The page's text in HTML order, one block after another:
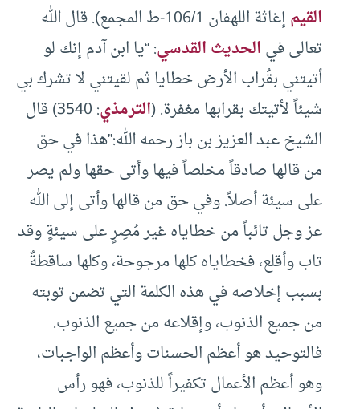
القيم
إغاثة اللهفان 106/1-ط المجمع). قال الله
تعالى فيالحديث القدسي: “يا ابن آدم إنك لو
أتيتني بقُراب الأرض خطايا ثم لقيتني لا تشرك بي
شيئاً لأتيتك بقرابها مغفرة. (الترمذي
: 3540) قال
الشيخ عبد العزيز بن باز رحمه الله:”هذا في حق
من قالها صادقاً مخلصاً فيها وأتى حقها ولم يصر
على سيئة أصلاً. وفي حق من قالها وأتى إلى الله
عز وجل تائباً من خطاياه غير مُصِرٍ على سيئةٍ وقد
تاب وأقلع، فخطاياه كلها مرجوحة، وكلها ساقطةٌ
بسبب إخلاصه في هذه الكلمة التي تضمن توبته
من جميع الذنوب، وإقلاعه من جميع الذنوب.
فالتوحيد هو أعظم الحسنات وأعظم الواجبات،
وهو أعظم الأعمال تكفيراً للذنوب، فهو رأس